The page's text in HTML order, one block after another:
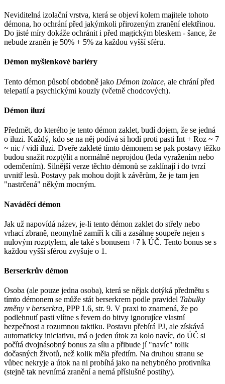
Neviditelná izolační vrstva, která se objeví kolem majitele tohoto
démona, ho ochrání před jakýmkoli přirozeným zranění elektřinou.
Do jisté míry dokáže ochránit i před magickým bleskem - šance, že
nebude zraněn je 50% + 5% za každou vyšší sféru.
Démon myšlenkové bariéry
Tento démon působí obdobně jako Démon izolace, ale chrání před
telepatií a psychickými kouzly (včetně chodcových).
Démon iluzí
Předmět, do kterého je tento démon zaklet, budí dojem, že se jedná
o iluzi. Každý, kdo se na něj podívá si hodí proti pasti Int + Roz ~ 7
~ nic / vidí iluzi. Dveře zakleté tímto démonem se pak postavy těžko
budou snažit rozptýlit a normálně neprojdou (leda vyražením nebo
odemčením). Silnější verze těchto démonů se zaklínají i do tvrzí
uvnitř lesů. Postavy pak mohou dojít k závěrům, že je tam jen
"nastrčená" někým mocným.
Naváděcí démon
Jak už napovídá název, je-li tento démon zaklet do střely nebo
vrhací zbraně, neomylně zamíří k cíli a zasáhne soupeře nejen s
nulovým rozptylem, ale také s bonusem +7 k ÚČ. Tento bonus se s
každou vyšší sférou zvyšuje o 1.
Berserkrův démon
Osoba (ale pouze jedna osoba), která se nějak dotýká předmětu s
tímto démonem se může stát berserkrem podle pravidel Tabulky
změny v berserkra, PPP 1.6, str. 9. V praxi to znamená, že po
podlehnutí pasti vlítne s řevem do bitvy ignorujíce vlastní
bezpečnost a rozumnou taktiku. Postavu přebírá PJ, ale získává
automaticky iniciativu, má o jeden útok za kolo navíc, do ÚČ si
počítá dvojnásobný bonus za sílu a přibude jí "navíc" tolik
dočasných životů, než kolik měla předtím. Na druhou stranu se
vůbec nekryje a útok na ni probíhá jako na nehybného protivníka
(stejně tak nevnímá zranění a nemá příslušné postihy).